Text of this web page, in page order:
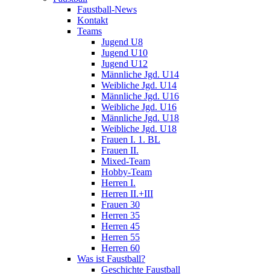
Faustball-News
Kontakt
Teams
Jugend U8
Jugend U10
Jugend U12
Männliche Jgd. U14
Weibliche Jgd. U14
Männliche Jgd. U16
Weibliche Jgd. U16
Männliche Jgd. U18
Weibliche Jgd. U18
Frauen I. 1. BL
Frauen II.
Mixed-Team
Hobby-Team
Herren I.
Herren II.+III
Frauen 30
Herren 35
Herren 45
Herren 55
Herren 60
Was ist Faustball?
Geschichte Faustball